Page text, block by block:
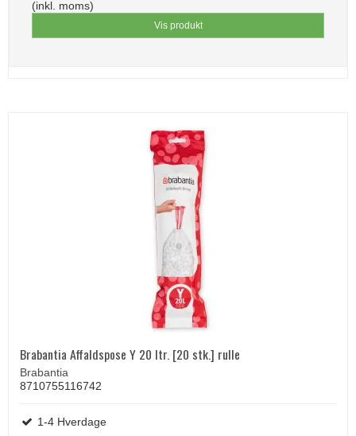
(inkl. moms)
Vis produkt
Brabantia Affaldspose Y 20 ltr. [20 stk.] rulle
Brabantia
8710755116742
1-4 Hverdage